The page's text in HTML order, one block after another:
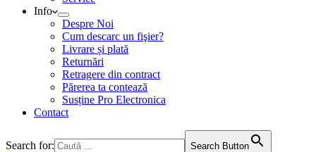
Info
Despre Noi
Cum descarc un fişier?
Livrare și plată
Returnări
Retragere din contract
Părerea ta contează
Susține Pro Electronica
Contact
Search for: Search Button